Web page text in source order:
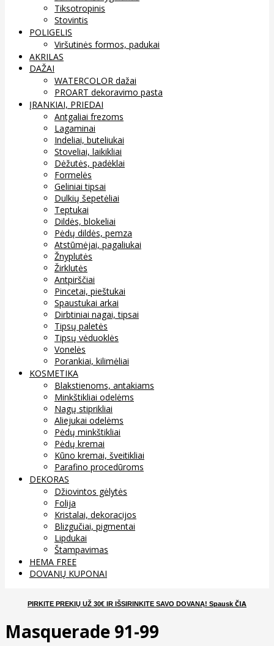
Tiksotropinis
Stovintis
POLIGELIS
Viršutinės formos, padukai
AKRILAS
DAŽAI
WATERCOLOR dažai
PROART dekoravimo pasta
ĮRANKIAI, PRIEDAI
Antgaliai frezoms
Lagaminai
Indeliai, buteliukai
Stoveliai, laikikliai
Dėžutės, padėklai
Formelės
Geliniai tipsai
Dulkių šepetėliai
Teptukai
Dildės, blokeliai
Pėdų dildės, pemza
Atstūmėjai, pagaliukai
Žnyplutės
Žirklutės
Antpirščiai
Pincetai, pieštukai
Spaustukai arkai
Dirbtiniai nagai, tipsai
Tipsų paletės
Tipsų vėduoklės
Vonelės
Porankiai, kilimėliai
KOSMETIKA
Blakstienoms, antakiams
Minkštikliai odelėms
Nagų stiprikliai
Aliejukai odelėms
Pėdų minkštikliai
Pėdų kremai
Kūno kremai, šveitikliai
Parafino procedūroms
DEKORAS
Džiovintos gėlytės
Folija
Kristalai, dekoracijos
Blizgučiai, pigmentai
Lipdukai
Štampavimas
HEMA FREE
DOVANŲ KUPONAI
PIRKITE PREKIŲ UŽ 30€ IR IŠSIRINKITE SAVO DOVANĄ! Spausk ČIA
Masquerade 91-99